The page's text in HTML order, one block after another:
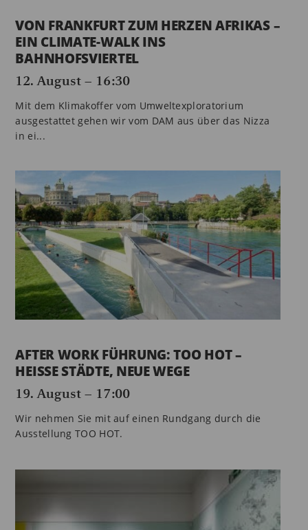
VON FRANKFURT ZUM HERZEN AFRIKAS –
EIN CLIMATE-WALK INS
BAHNHOFSVIERTEL
12. August – 16:30
Mit dem Klimakoffer vom Umweltexploratorium
ausgestattet gehen wir vom DAM aus über das Nizza
in ei...
AFTER WORK FÜHRUNG: TOO HOT –
HEISSE STÄDTE, NEUE WEGE
19. August – 17:00
Wir nehmen Sie mit auf einen Rundgang durch die
Ausstellung TOO HOT.